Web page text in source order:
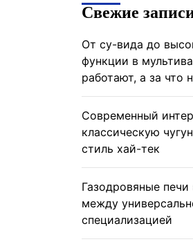
Свежие
От су-вида до
функции в
работают, а за что
Современный
классическую
стиль хай-тек
Газодровяные
между
специализацией